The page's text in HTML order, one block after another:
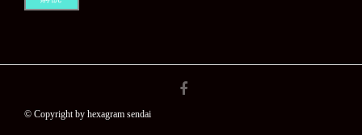
ド
© Copyright by hexagram sendai